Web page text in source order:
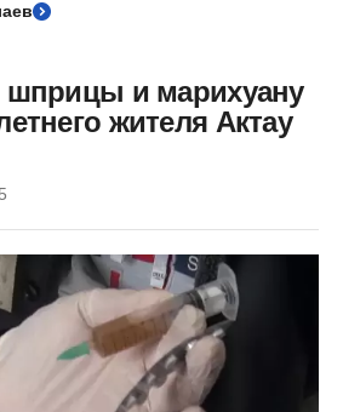
шприцы и марихуану
жителя Актау